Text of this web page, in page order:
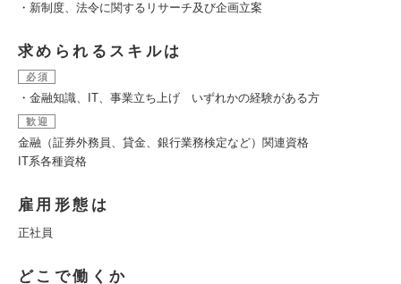
・新制度、法令に関するリサーチ及び企画立案
求められるスキルは
必須
・金融知識、IT、事業立ち上げ いずれかの経験がある方
歓迎
金融（証券外務員、貸金、銀行業務検定など）関連資格
IT系各種資格
雇用形態は
正社員
どこで働くか